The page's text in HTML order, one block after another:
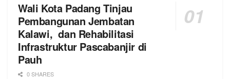
Wali Kota Padang Tinjau
Pembangunan Jembatan
Kalawi, dan Rehabilitasi
Infrastruktur Pascabanjir di
Pauh
0 SHARES